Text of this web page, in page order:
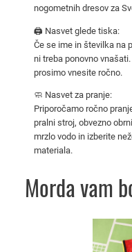
č
i
nogometnih dresov za
🖨️ Nasvet glede tiska:
Če se ime in številka na
ni treba ponovno
prosimo vnesite ročno.
🧼 Nasvet za pranje:
Priporočamo ročno
pralni stroj, obvezno
mrzlo vodo in izberite
materiala.
Morda vam
izdelek